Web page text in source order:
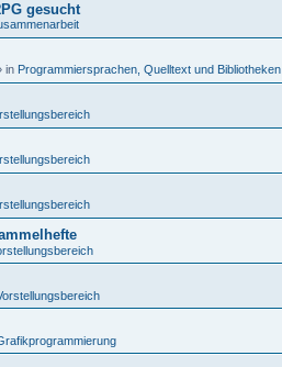
gesucht
in Programmiersprachen, Quelltext und Bibliotheken